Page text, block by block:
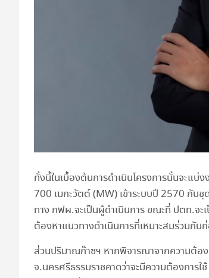
ทั้งนี้ในเบื้องต้นการดำเนินโครงการนั้นจะแบ่
700 เมกะวัตต์ (MW) เข้าระบบปี 2570 กับ
ทาง กฟผ.จะเป็นผู้ดำเนินการ ขณะที่ ปตท.จ
ต้องหาแนวทางดำเนินการที่เหมาะสมร่วมกัน
ส่วนปริมาณก๊าซฯ หากพิจารณาจากความต้อง
จ.นครศรีธรรมราชคาดว่าจะมีความต้องการ